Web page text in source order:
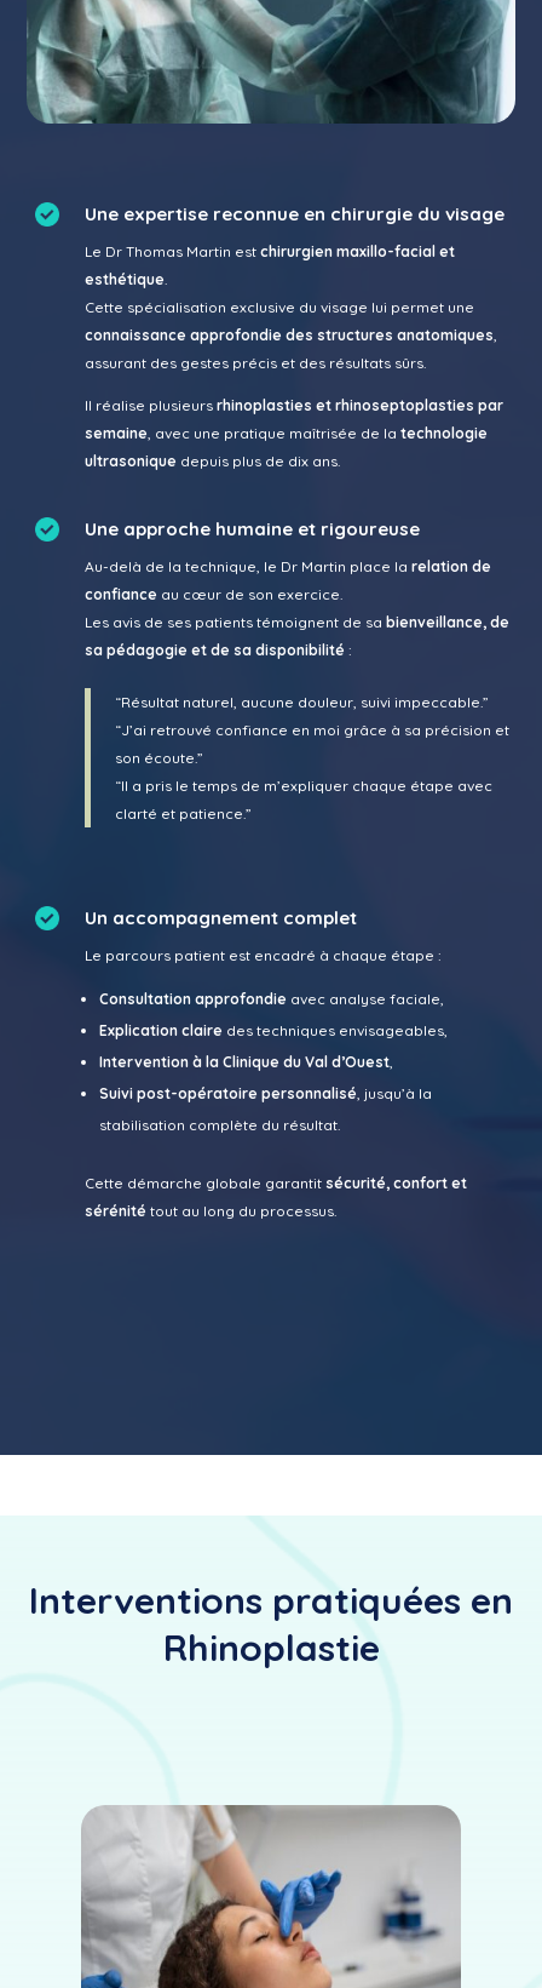
Une expertise reconnue en chirurgie du visage
Le Dr Thomas Martin est chirurgien maxillo-facial et
esthétique
Cette spécialisation exclusive du visage lui permet une
connaissance approfondie des structures anatomiques
assurant des gestes précis et des résultats sûrs.
Il réalise plusieurs rhinoplasties et rhinoseptoplasties par
semaine , avec une pratique maîtrisée de la technologie
ultrasonique depuis plus de dix ans.
Une approche humaine et rigoureuse
Au-delà de la technique, le Dr Martin place la relation de
confiance au cœur de son exercice.
Les avis de ses patients témoignent de sa bienveillance, de
sa pédagogie et de sa disponibilité :
“Résultat naturel, aucune douleur, suivi impeccable.”
“J’ai retrouvé confiance en moi grâce à sa précision et
son écoute.”
“Il a pris le temps de m’expliquer chaque étape avec
clarté et patience.”
Un accompagnement complet
Le parcours patient est encadré à chaque étape :
Consultation approfondie avec analyse faciale,
Explication claire des techniques envisageables,
Intervention à la Clinique du Val d’Ouest,
Suivi post-opératoire personnalisé , jusqu’à la
stabilisation complète du résultat.
Cette démarche globale garantit sécurité, confort et
sérénité tout au long du processus.
Interventions pratiquées en
Rhinoplastie